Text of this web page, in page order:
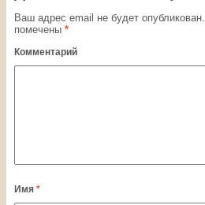
Ваш адрес email не будет опубликован.
помечены *
Комментарий
Имя *